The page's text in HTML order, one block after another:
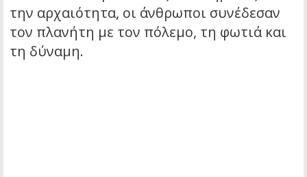
την αρχαιότητα, οι άνθρωποι συνέδεσαν
τον πλανήτη με τον πόλεμο, τη φωτιά και
τη δύναμη.